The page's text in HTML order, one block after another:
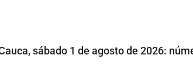
sábado 1 de agosto de 2026: